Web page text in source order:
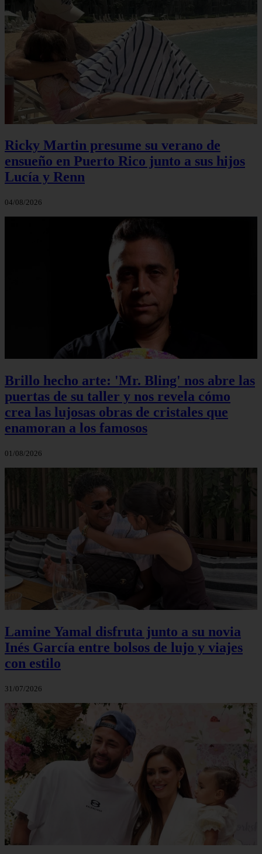
Ricky Martin presume su verano de
ensueño en Puerto Rico junto a sus hijos
Lucía y Renn
04/08/2026
Brillo hecho arte: 'Mr. Bling' nos abre las
puertas de su taller y nos revela cómo
crea las lujosas obras de cristales que
enamoran a los famosos
01/08/2026
Lamine Yamal disfruta junto a su novia
Inés García entre bolsos de lujo y viajes
con estilo
31/07/2026